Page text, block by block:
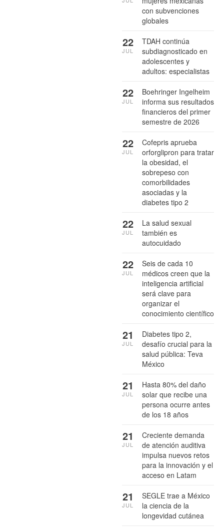
con subvenciones
globales
TDAH continúa
subdiagnosticado en
adolescentes y
adultos: especialistas
22
JUL
Boehringer Ingelheim
informa sus resultados
financieros del primer
semestre de 2026
22
JUL
Cofepris aprueba
orforglipron para tratar
la obesidad, el
sobrepeso con
comorbilidades
asociadas y la
diabetes tipo 2
22
JUL
La salud sexual
también es
autocuidado
22
JUL
Seis de cada 10
médicos creen que la
inteligencia artificial
será clave para
organizar el
conocimiento científico
22
JUL
Diabetes tipo 2,
desafío crucial para la
salud pública: Teva
México
21
JUL
Hasta 80% del daño
solar que recibe una
persona ocurre antes
de los 18 años
21
JUL
Creciente demanda
de atención auditiva
impulsa nuevos retos
para la innovación y el
acceso en Latam
21
JUL
SEGLE trae a México
la ciencia de la
longevidad cutánea
21
JUL